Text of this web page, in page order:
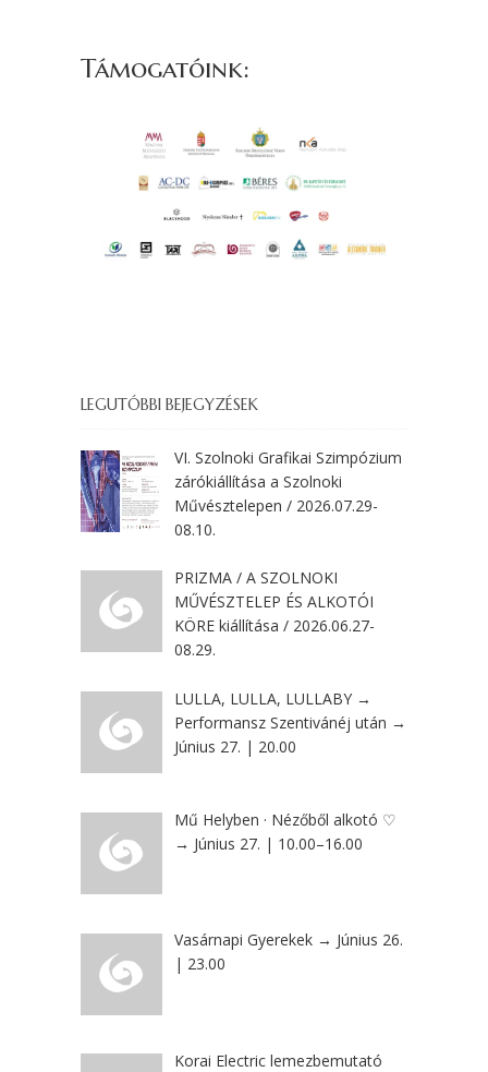
Támogatóink:
LEGUTÓBBI BEJEGYZÉSEK
VI. Szolnoki Grafikai Szimpózium
zárókiállítása a Szolnoki
Művésztelepen / 2026.07.29-
08.10.
PRIZMA / A SZOLNOKI
MŰVÉSZTELEP ÉS ALKOTÓI
KÖRE kiállítása / 2026.06.27-
08.29.
LULLA, LULLA, LULLABY →
Performansz Szentivánéj után →
Június 27. | 20.00
Mű Helyben · Nézőből alkotó ♡
→ Június 27. | 10.00–16.00
Vasárnapi Gyerekek → Június 26.
| 23.00
Korai Electric lemezbemutató